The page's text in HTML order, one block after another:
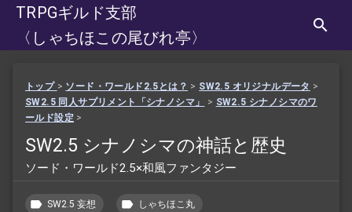
TRPGギルド支部
〈しゃちほこの尾びれ亭〉
トップ > ソード・ワールド2.5とは？ > SW2.5 オリジナルデータ >
SW2.5 同人サプリメント「シナノシマ」
> SW2.5 シナノシマのワ
ールド設定 >
SW2.5 シナノシマの神話と歴史
ソード・ワールド2.5×和風ファンタジー
SW2.5 妄想 しゃちほこ丸